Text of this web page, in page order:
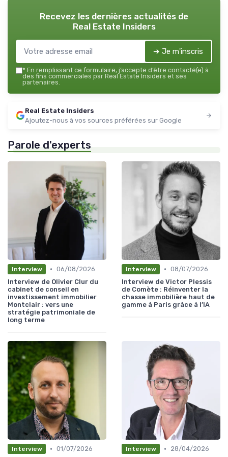
Recevez les dernières actualités de
Real Estate Insiders
➔ Je m'inscris
* En remplissant ce formulaire, j’accepte d’être contacté(e) à
des fins commerciales par Real Estate Insiders et ses
partenaires.
Real Estate Insiders
Ajoutez-nous à vos sources préférées sur Google
Parole d'experts
Interview • 06/08/2026
Interview de Olivier Clur du
cabinet de conseil en
investissement immobilier
Montclair : vers une
stratégie patrimoniale de
long terme
Interview • 08/07/2026
Interview de Victor Plessis
de Comète : Réinventer la
chasse immobilière haut de
gamme à Paris grâce à l’IA
Interview • 01/07/2026
Interview •
28/04/2026